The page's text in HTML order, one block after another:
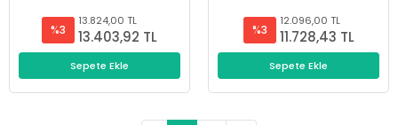
%3
13.824,00 TL
13.403,92 TL
Sepete Ekle
%3
12.096,00 TL
11.728,43 TL
Sepete Ekle